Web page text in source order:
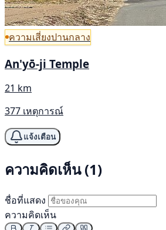
ความเสี่ยงปานกลาง
An'yō-ji Temple
21 km
377 เหตุการณ์
แจ้งเตือน
ความคิดเห็น (1)
ชื่อที่แสดง
ความคิดเห็น